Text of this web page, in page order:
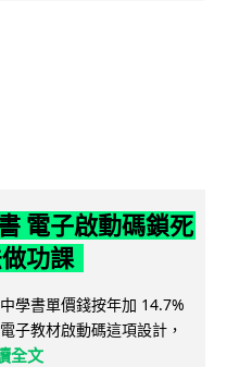
電子啟動碼鎖死
功課
學書單價錢按年加 14.7%
子教材啟動碼這項設計，
全文